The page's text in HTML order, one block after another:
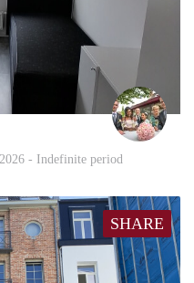
- Indefinite period
SHARE